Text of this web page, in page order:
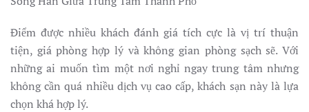
Điểm được nhiều khách đánh giá tích cực là vị trí thuận
tiện, giá phòng hợp lý và không gian phòng sạch sẽ. Với
những ai muốn tìm một nơi nghỉ ngay trung tâm nhưng
không cần quá nhiều dịch vụ cao cấp, khách sạn này là lựa
chọn khá hợp lý.